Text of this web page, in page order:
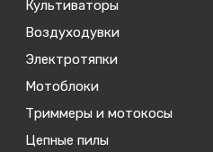
Культиваторы
Воздуходувки
Электротяпки
Мотоблоки
Триммеры и мотокосы
Цепные пилы